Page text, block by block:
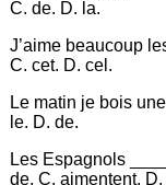
C. de. D. la.
J’aime beaucoup
C. cet. D. cel.
Le matin je bois
le. D. de.
Les Espagnols
de. C. aimentent.